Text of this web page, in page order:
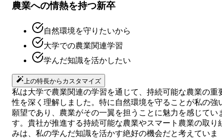
農業への情熱を持つ新卒
自然環境を守りたいから
大学での農業関連学習
学んだ知識を活かしたい
上の特長からカスタマイズ
私は大学で農業関連の学習を通じて、持続可能な農業の重
性を深く理解しました。特に自然環境を守ることが私の強
願望であり、農業がその一翼を担うことに魅力を感じてい
す。貴社が推進する持続可能な農業やスマート農業の取り
みは、私の学んだ知識を活かす絶好の機会だと考えていま